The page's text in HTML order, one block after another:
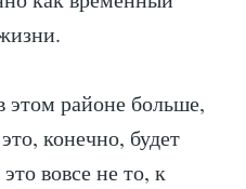
районе больше,
конечно, будет
вовсе не то, к